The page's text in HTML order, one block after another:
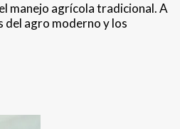
manejo agrícola tradicional. A
del agro moderno y los